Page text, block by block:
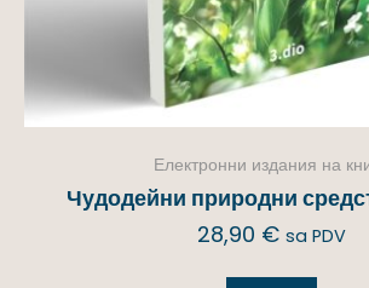
Електронни издания на
Чудодейни природни
28,90 € sa PDV